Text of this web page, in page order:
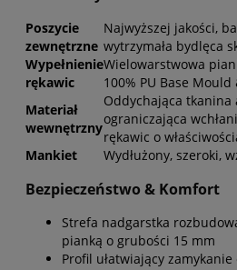
Poszycie
zewnętrzne
Najwyższej jakości,
wytrzymała bydlęca
Wypełnienie
rękawic
Wielowarstwowa
100% PU Base Mould
Materiał
wewnętrzny
Oddychająca tkanina
ograniczająca
rękawic o
Mankiet
Wydłużony, szeroki,
Bezpieczeństwo & Komfort
Strefa nadgarstka
pianką o grubości 15 mm
Profil ułatwiający zamykanie